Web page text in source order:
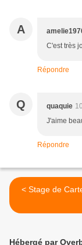
A
C'est très
Répondre
Q quaquie
J'aime
Répondre
< Stage de
Hébergé par